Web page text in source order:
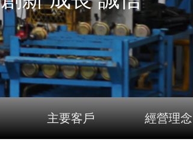
主要客戶 經營理念